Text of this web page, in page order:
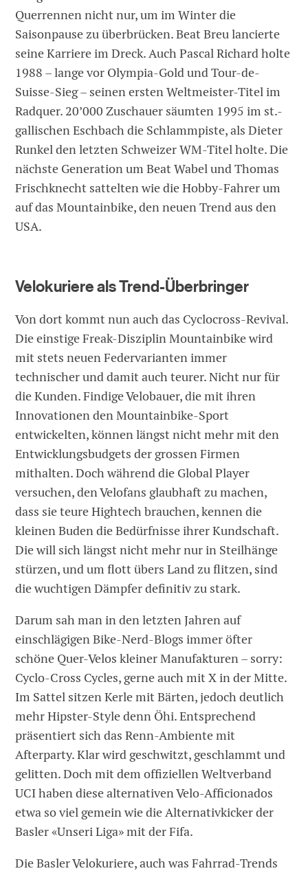
Querrennen nicht nur, um im Winter die
Saisonpause zu überbrücken. Beat Breu lancierte
seine Karriere im Dreck. Auch Pascal Richard holte
1988 – lange vor Olympia-Gold und Tour-de-
Suisse-Sieg – seinen ersten Weltmeister-Titel im
Radquer. 20’000 Zuschauer säumten 1995 im st.-
gallischen Eschbach die Schlammpiste, als Dieter
Runkel den letzten Schweizer WM-Titel holte. Die
nächste Generation um Beat Wabel und Thomas
Frischknecht sattelten wie die Hobby-Fahrer um
auf das Mountainbike, den neuen Trend aus den
USA.
Velokuriere als Trend-Überbringer
Von dort kommt nun auch das Cyclocross-Revival.
Die einstige Freak-Disziplin Mountainbike wird
mit stets neuen Federvarianten immer
technischer und damit auch teurer. Nicht nur für
die Kunden. Findige Velobauer, die mit ihren
Innovationen den Mountainbike-Sport
entwickelten, können längst nicht mehr mit den
Entwicklungsbudgets der grossen Firmen
mithalten. Doch während die Global Player
versuchen, den Velofans glaubhaft zu machen,
dass sie teure Hightech brauchen, kennen die
kleinen Buden die Bedürfnisse ihrer Kundschaft.
Die will sich längst nicht mehr nur in Steilhänge
stürzen, und um flott übers Land zu flitzen, sind
die wuchtigen Dämpfer definitiv zu stark.
Darum sah man in den letzten Jahren auf
einschlägigen Bike-Nerd-Blogs immer öfter
schöne Quer-Velos kleiner Manufakturen – sorry:
Cyclo-Cross Cycles, gerne auch mit X in der Mitte.
Im Sattel sitzen Kerle mit Bärten, jedoch deutlich
mehr Hipster-Style denn Öhi. Entsprechend
präsentiert sich das Renn-Ambiente mit
Afterparty. Klar wird geschwitzt, geschlammt und
gelitten. Doch mit dem offiziellen Weltverband
UCI haben diese alternativen Velo-Afficionados
etwa so viel gemein wie die Alternativkicker der
Basler «Unseri Liga» mit der Fifa.
Die Basler Velokuriere, auch was Fahrrad-Trends